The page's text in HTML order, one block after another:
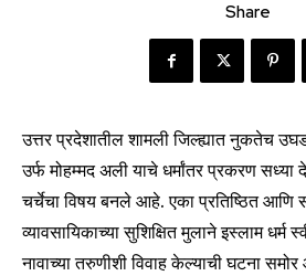
Share
उत्तर प्रदेशातील शामली जिल्ह्यात
उर्फ मोहम्मद अली याचे धर्मांतर प्रकरण सध्या
चर्चेचा विषय बनले आहे. एका प्रतिष्ठित
व्यावसायिकाच्या सुशिक्षित मुलाने इस्लाम धर्म
नावाच्या तरुणीशी विवाह केल्याची घटना